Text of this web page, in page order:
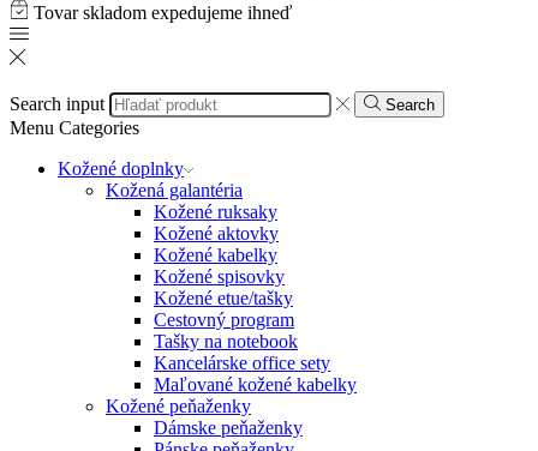
Tovar skladom expedujeme ihneď
Search input Search
Menu Categories
Kožené doplnky
Kožená galantéria
Kožené ruksaky
Kožené aktovky
Kožené kabelky
Kožené spisovky
Kožené etue/tašky
Cestovný program
Tašky na notebook
Kancelárske office sety
Maľované kožené kabelky
Kožené peňaženky
Dámske peňaženky